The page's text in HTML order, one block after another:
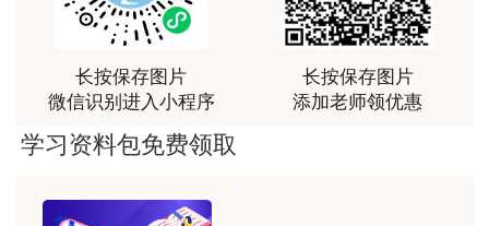
荐[强][强]
感谢教育网的多年支持与培养。
用户m9****66
用户m9****66
长按保存图片
微信识别进入小程序
长按保存图片
添加老师领优惠
学习资料包免费领取